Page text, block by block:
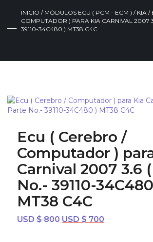
INICIO / MÓDULOS ECU ( PCM - ECM ) / KIA /
COMPUTADOR ) PARA KIA CARNIVAL 2007
39110-34C480 ) MT38 C4C
¡OFERTA!
Ecu ( Cerebro /
Computador )
Carnival 2007 3.6
No.- 39110-
MT38 C4C
USD $800 El
USD $ 700